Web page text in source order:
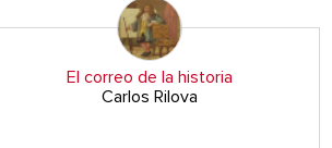
El correo de la historia
Carlos Rilova